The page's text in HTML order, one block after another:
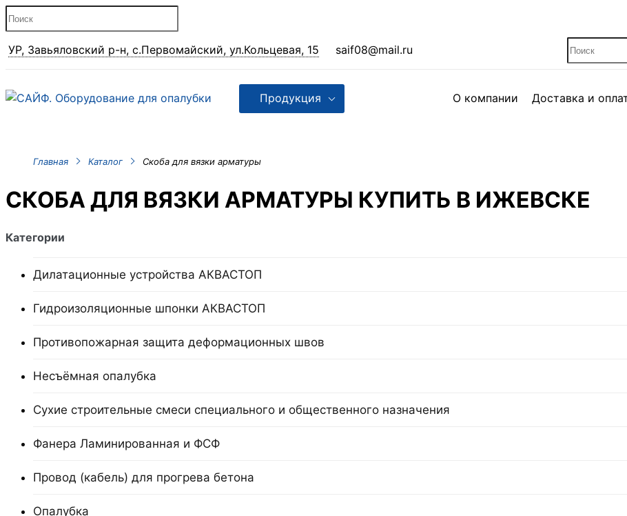
УР, Завьяловский р-н, с.Первомайский, ул.Кольцевая, 15 saif08@mail.ru
О компании Доставка и
Продукция
Главная Каталог Скоба для вязки арматуры
СКОБА ДЛЯ ВЯЗКИ АРМАТУРЫ КУПИТЬ В ИЖЕВСКЕ
Категории
Дилатационные устройства АКВАСТОП
Гидроизоляционные шпонки АКВАСТОП
Противопожарная защита деформационных швов
Несъёмная опалубка
Сухие строительные смеси специального и общественного назначения
Фанера Ламинированная и ФСФ
Провод (кабель) для прогрева бетона
Опалубка